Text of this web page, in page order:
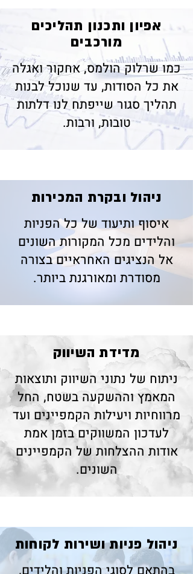
אפיון ותכנון תהליכים
מורכבים
כמו שרלוק הולמס, אחקור ואגלה
את כל הסודות, עד שנוכל לבנות
תהליך סגור שייפתח לנו דלתות
טובות, ורבות.
ניהול ובקרת המכירות
איסוף ותיעוד של כל הפניות
והלידים מכל המקורות השונים
אל הנציגים האחראיים בצורה
מסודרת ומאורגנת ביותר.
​מדידת השיווק
ניתוח של נתוני השיווק ותוצאות
המאמץ וההשקעה בשטח, החל
מרווחיות ויעילות הקמפיינים ועד
לעדכון המשווקים בזמן אמת
אודות ההצלחות של הקמפיינים
השונים.
​ניהול פניות ושירות לקוחות